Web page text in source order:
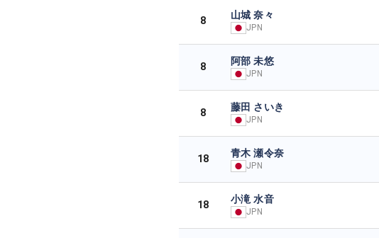
8 山城 奈々
JPN
8 阿部 未悠
JPN
8 藤田 さいき
JPN
18 青木 瀬令奈
JPN
18 小滝 水音
JPN